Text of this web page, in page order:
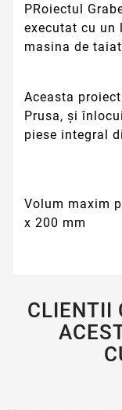
PRoiectul
executat cu
masina de
Aceasta
Prusa, și
piese integral
Volum maxim
x 200 mm
CLIENTII